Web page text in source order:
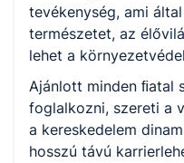
tevékenység, ami
természetet, az
lehet a
Ajánlott minden ﬁatal
foglalkozni, szereti a
a kereskedelem
hosszú távú